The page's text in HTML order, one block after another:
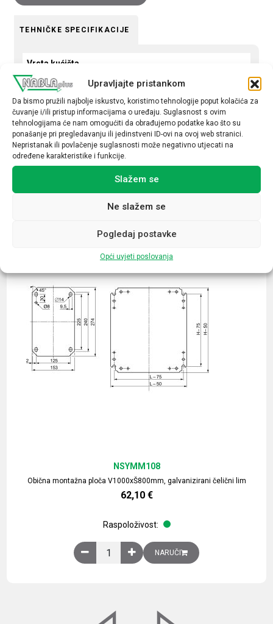
Upravljajte pristankom
Da bismo pružili najbolje iskustvo, koristimo tehnologije poput kolačića za
čuvanje i/ili pristup informacijama o uređaju. Suglasnost s ovim
tehnologijama će nam omogućiti da obrađujemo podatke kao što su
ponašanje pri pregledavanju ili jedinstveni ID-ovi na ovoj web stranici.
Nepristanak ili povlačenje suglasnosti može negativno utjecati na
određene karakteristike i funkcije.
Slažem se
Ne slažem se
Pogledaj postavke
Opći uvjeti poslovanja
TEHNIČKE SPECIFIKACIJE
Vrsta kućišta
Metal
Kompletiranost
Kompletni
Povezani proizvodi
Obična montažna ploča V1000xŠ800mm, galvanizirani čelični lim
NSYMM108
62,10 €
Raspoloživost:
Obična montažna ploča V1000xŠ800mm,
NARUČI